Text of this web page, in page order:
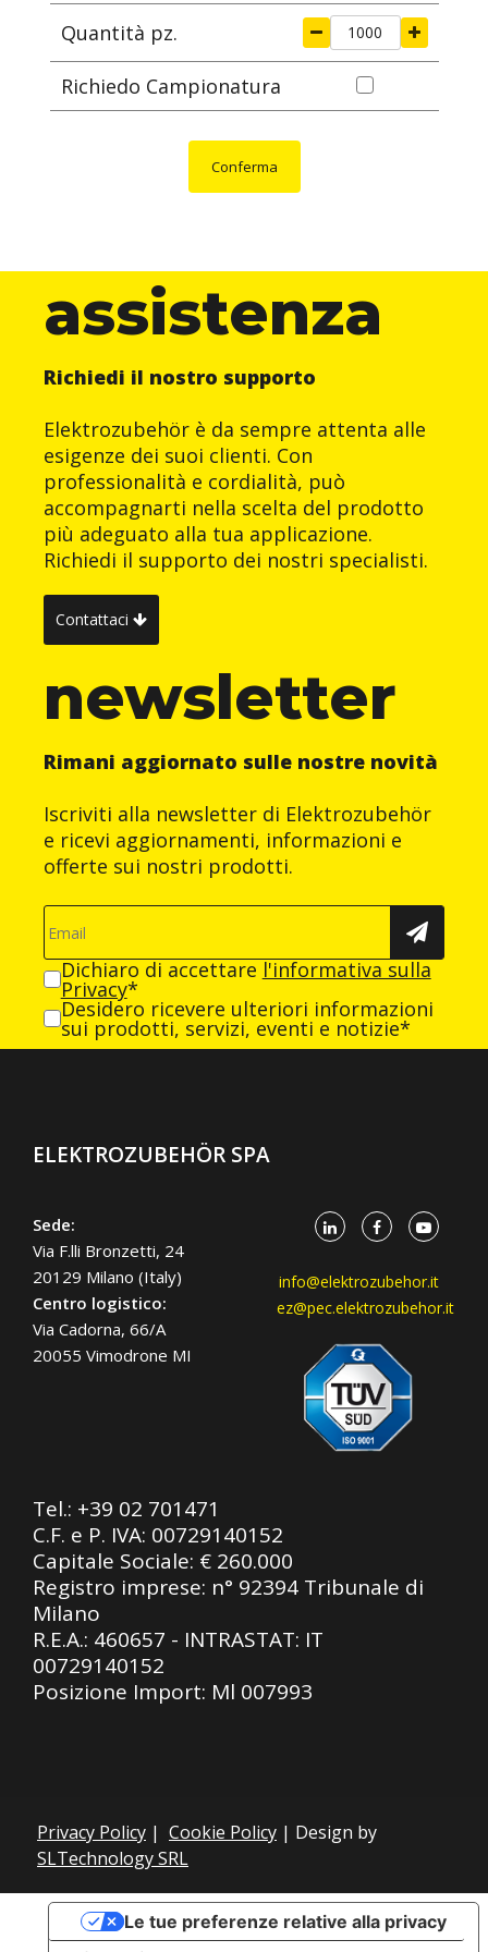
Quantità pz.
Richiedo Campionatura
Conferma
assistenza
Richiedi il nostro supporto
Elektrozubehör è da sempre attenta alle
esigenze dei suoi clienti. Con
professionalità e cordialità, può
accompagnarti nella scelta del prodotto
più adeguato alla tua applicazione.
Richiedi il supporto dei nostri specialisti.
Contattaci
newsletter
Rimani aggiornato sulle nostre novità
Iscriviti alla newsletter di Elektrozubehör
e ricevi aggiornamenti, informazioni e
offerte sui nostri prodotti.
Dichiaro di accettare l'informativa sulla
Privacy*
Desidero ricevere ulteriori informazioni
sui prodotti, servizi, eventi e notizie*
ELEKTROZUBEHÖR SPA
Sede:
Via F.lli Bronzetti, 24
20129 Milano (Italy)
Centro logistico:
Via Cadorna, 66/A
20055 Vimodrone MI
info@elektrozubehor.it
ez@pec.elektrozubehor.it
Tel.: +39 02 701471
C.F. e P. IVA: 00729140152
Capitale Sociale: € 260.000
Registro imprese: n° 92394 Tribunale di
Milano
R.E.A.: 460657 - INTRASTAT: IT
00729140152
Posizione Import: Ml 007993
Privacy Policy | Cookie Policy | Design by
SLTechnology SRL
Le tue preferenze relative alla privacy